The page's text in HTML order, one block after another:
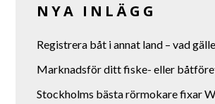
NYA INLÄGG
Registrera båt i annat land – vad
Marknadsför ditt fiske- eller
Stockholms bästa rörmokare fixar